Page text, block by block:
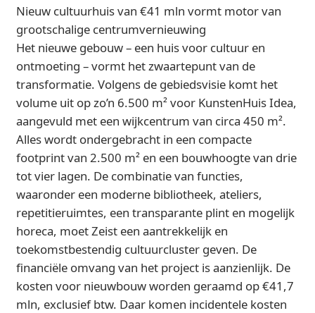
Nieuw cultuurhuis van €41 mln vormt motor van
grootschalige centrumvernieuwing
Het nieuwe gebouw – een huis voor cultuur en
ontmoeting – vormt het zwaartepunt van de
transformatie. Volgens de gebiedsvisie komt het
volume uit op zo’n 6.500 m² voor KunstenHuis Idea,
aangevuld met een wijkcentrum van circa 450 m².
Alles wordt ondergebracht in een compacte
footprint van 2.500 m² en een bouwhoogte van drie
tot vier lagen. De combinatie van functies,
waaronder een moderne bibliotheek, ateliers,
repetitieruimtes, een transparante plint en mogelijk
horeca, moet Zeist een aantrekkelijk en
toekomstbestendig cultuurcluster geven. De
financiële omvang van het project is aanzienlijk. De
kosten voor nieuwbouw worden geraamd op €41,7
mln, exclusief btw. Daar komen incidentele kosten